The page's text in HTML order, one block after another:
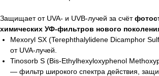
Защищает от UVA- и UVB-лучей за счёт
химических УФ-фильтров нового
Mexoryl SX (Terephthalylidene Dicamphor
от UVA-лучей.
Tinosorb S (Bis-Ethylhexyloxyphenol
— фильтр широкого спектра действия,